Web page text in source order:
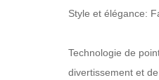
Style et élégance:
Technologie de
divertissement et